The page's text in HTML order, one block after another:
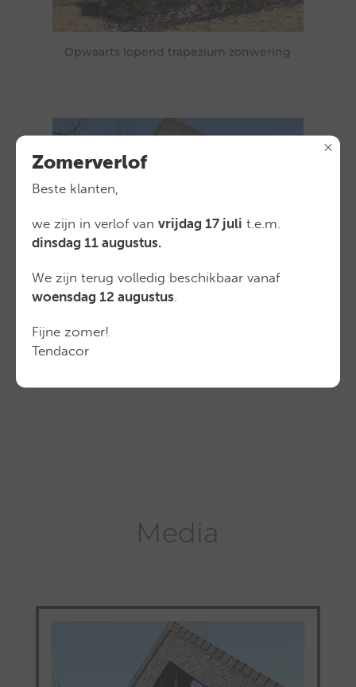
Opwaarts lopend trapezium zonwering
Media
Zomerverlof
Beste klanten,
we zijn in verlof van vrijdag 17 juli t.e.m.
dinsdag 11 augustus.
We zijn terug volledig beschikbaar vanaf
woensdag 12 augustus
Fijne zomer!
Tendacor